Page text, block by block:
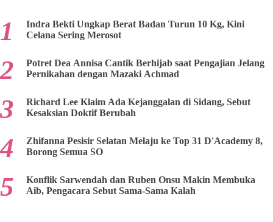
Indra Bekti Ungkap Berat Badan Turun 10 Kg, Kini
Celana Sering Merosot
Potret Dea Annisa Cantik Berhijab saat Pengajian Jelang
Pernikahan dengan Mazaki Achmad
Richard Lee Klaim Ada Kejanggalan di Sidang, Sebut
Kesaksian Doktif Berubah
Zhifanna Pesisir Selatan Melaju ke Top 31 D'Academy 8,
Borong Semua SO
Konflik Sarwendah dan Ruben Onsu Makin Membuka
Aib, Pengacara Sebut Sama-Sama Kalah